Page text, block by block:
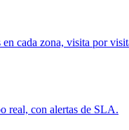
cada zona, visita por
real, con alertas de SLA.